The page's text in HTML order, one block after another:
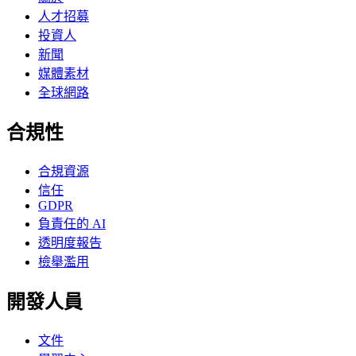
人才招募
投資人
新聞
媒體素材
全球網路
合規性
合規資源
信任
GDPR
負責任的 AI
透明度報告
檢舉濫用
開發人員
文件